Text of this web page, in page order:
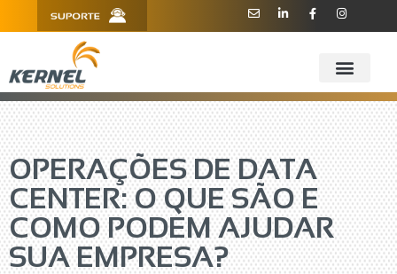
910 - CEP 13208-760 - Jundiaí/SP
OPERAÇÕES DE DATA
CENTER: O QUE SÃO E
COMO PODEM AJUDAR
SUA EMPRESA?